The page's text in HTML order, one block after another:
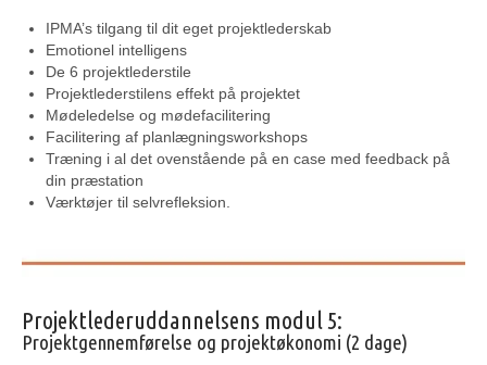
IPMA’s tilgang til dit eget projektlederskab
Emotionel intelligens
De 6 projektlederstile
Projektlederstilens effekt på projektet
Mødeledelse og mødefacilitering
Facilitering af planlægningsworkshops
Træning i al det ovenstående på en case med feedback på
din præstation
Værktøjer til selvrefleksion.
Projektlederuddannelsens modul 5:
Projektgennemførelse og projektøkonomi (2 dage)